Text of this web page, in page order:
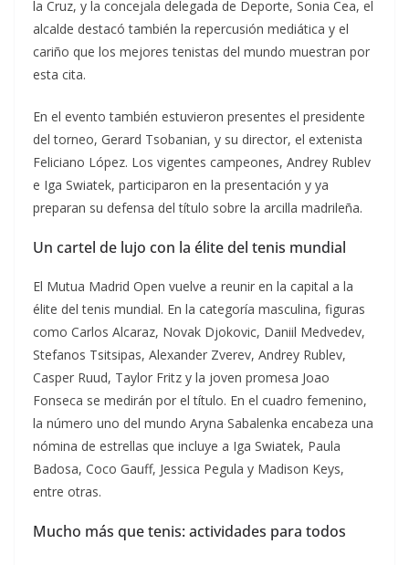
la Cruz, y la concejala delegada de Deporte, Sonia Cea, el
alcalde destacó también la repercusión mediática y el
cariño que los mejores tenistas del mundo muestran por
esta cita.
En el evento también estuvieron presentes el presidente
del torneo, Gerard Tsobanian, y su director, el extenista
Feliciano López. Los vigentes campeones, Andrey Rublev
e Iga Swiatek, participaron en la presentación y ya
preparan su defensa del título sobre la arcilla madrileña.
Un cartel de lujo con la élite del tenis mundial
El Mutua Madrid Open vuelve a reunir en la capital a la
élite del tenis mundial. En la categoría masculina, figuras
como Carlos Alcaraz, Novak Djokovic, Daniil Medvedev,
Stefanos Tsitsipas, Alexander Zverev, Andrey Rublev,
Casper Ruud, Taylor Fritz y la joven promesa Joao
Fonseca se medirán por el título. En el cuadro femenino,
la número uno del mundo Aryna Sabalenka encabeza una
nómina de estrellas que incluye a Iga Swiatek, Paula
Badosa, Coco Gauff, Jessica Pegula y Madison Keys,
entre otras.
Mucho más que tenis: actividades para todos